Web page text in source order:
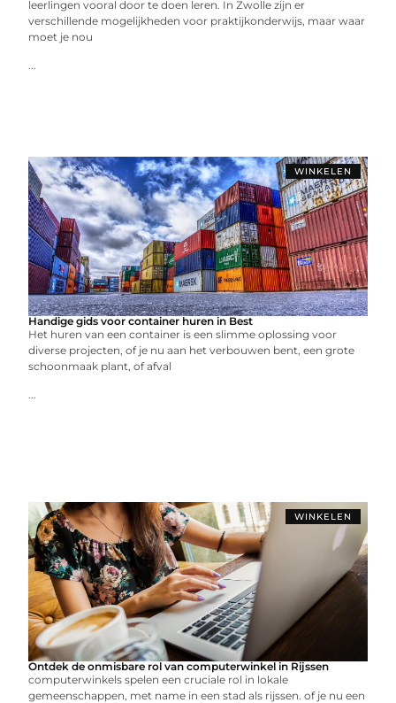
leerlingen vooral door te doen leren. In Zwolle zijn er
verschillende mogelijkheden voor praktijkonderwijs, maar waar
moet je nou
...
WINKELEN
Handige gids voor container huren in Best
Het huren van een container is een slimme oplossing voor
diverse projecten, of je nu aan het verbouwen bent, een grote
schoonmaak plant, of afval
...
WINKELEN
Ontdek de onmisbare rol van computerwinkel in Rijssen
computerwinkels spelen een cruciale rol in lokale
gemeenschappen, met name in een stad als rijssen. of je nu een